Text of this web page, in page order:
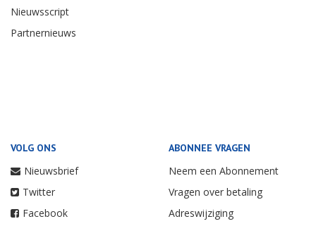
Nieuwsscript
Partnernieuws
VOLG ONS
Nieuwsbrief
Twitter
Facebook
ABONNEE VRAGEN
Neem een Abonnement
Vragen over betaling
Adreswijziging